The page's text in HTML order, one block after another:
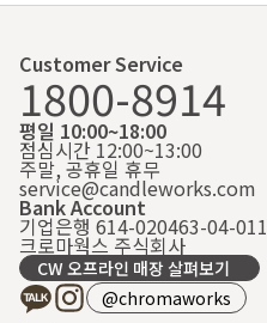
Customer Service
1800-8914
평일 10:00~18:00
점심시간 12:00~13:00
주말, 공휴일 휴무
service@candleworks.com
Bank Account
기업은행 614-020463-04-011
크로마웍스 주식회사
CW 오프라인 매장 살펴보기
@chromaworks